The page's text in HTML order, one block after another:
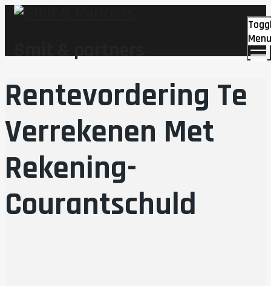
Smit & partners
Menu
Rentevordering Te
Verrekenen Met
Rekening-
Courantschuld